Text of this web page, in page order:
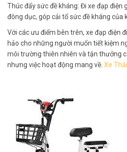
Thúc đẩy sức đề kháng: Đi xe đạp điện
đông dục, góp cải tổ sức đề kháng của
Với các ưu điểm bên trên, xe đạp điện
hảo cho những người muốn tiết kiệm
môi trường thiên nhiên và tận thưởng
nhưng việc hoạt động mang về. Xe